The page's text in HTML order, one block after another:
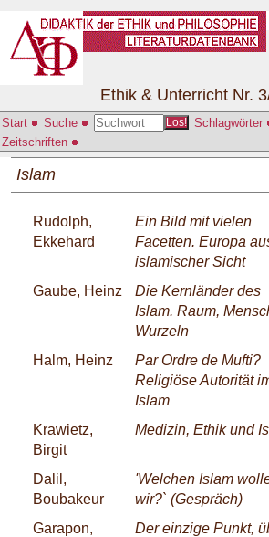
Start Suche Los! Schlagwörter
Zeitschriften
Ethik & Unterricht Nr.
Islam
Rudolph,
Ekkehard
Ein Bild mit vielen
Facetten. Europa
islamischer Sicht
Gaube, Heinz
Die Kernländer des
Islam. Raum,
Wurzeln
Halm, Heinz
Par Ordre de Mufti?
Religiöse Autorität
Islam
Krawietz,
Birgit
Medizin, Ethik und
Dalil,
Boubakeur
'Welchen Islam
wir?` (Gespräch)
Garapon,
Der einzige Punkt,